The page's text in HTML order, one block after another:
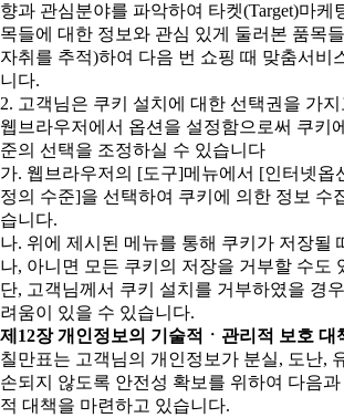
향과 관심분야를 파악하여 타켓(Target)마케
목들에 대한 정보와 관심 있게 둘러본 품목
자취를 추적)하여 다음 번 쇼핑 때 맞춤서비
니다.
2. 고객님은 쿠키 설치에 대한 선택권을 가
웹브라우저에서 옵션을 설정함으로써 쿠키
준의 선택을 조정하실 수 있습니다
가. 웹브라우저의 [도구]메뉴에서 [인터넷옵
정의 수준]을 선택하여 쿠키에 의한 정보 수
습니다.
나. 위에 제시된 메뉴를 통해 쿠키가 저장될
나, 아니면 모든 쿠키의 저장을 거부할 수도
단, 고객님께서 쿠키 설치를 거부하였을 경
려움이 있을 수 있습니다.
제12장 개인정보의 기술적ㆍ관리적 보호 대
칠만표는 고객님의 개인정보가 분실, 도난,
손되지 않도록 안전성 확보를 위하여 다음과
적 대책을 마련하고 있습니다.